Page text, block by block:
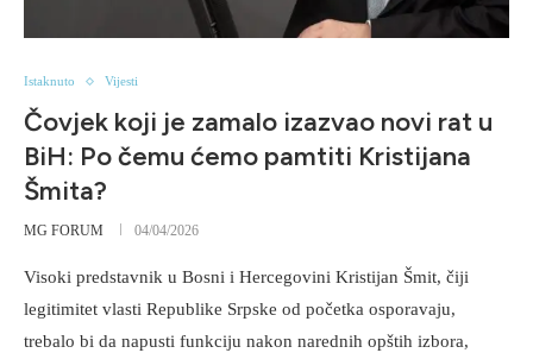
Istaknuto Vijesti
Čovjek koji je zamalo izazvao novi rat u
BiH: Po čemu ćemo pamtiti Kristijana
Šmita?
MG FORUM 04/04/2026
Visoki predstavnik u Bosni i Hercegovini Kristijan Šmit, čiji
legitimitet vlasti Republike Srpske od početka osporavaju,
trebalo bi da napusti funkciju nakon narednih opštih izbora,